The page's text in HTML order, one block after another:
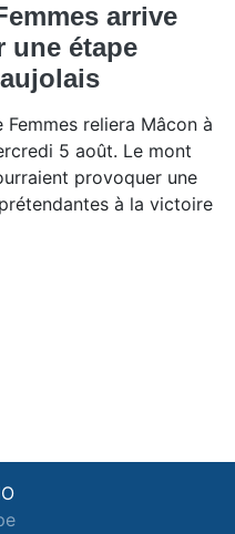
arrive
une étape
reliera Mâcon à
5 août. Le mont
provoquer une
à la victoire